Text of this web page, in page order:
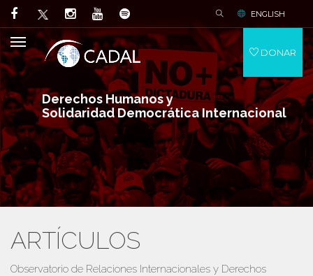
Derechos Humanos y
Solidaridad Democrática Internacional
ENGLISH
DONAR
ARTÍCULOS
Observatorio de Relaciones Internacionales y Derechos